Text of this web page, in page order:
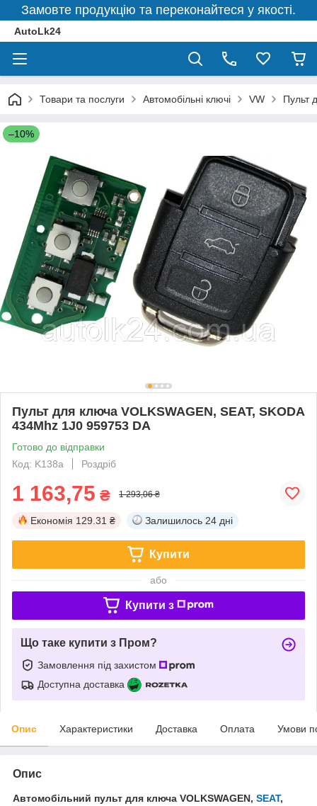
Замовте продукцію та переконайтеся у якості.
AutoLk24
Товари та послуги Автомобільні ключі VW Пульт
–10%
Пульт для ключа VOLKSWAGEN, SEAT, SKODA
434Mhz 1J0 959753 DA
Готово до відправки
Код: K138a
Роздріб
1 163,75 ₴ 1 293,06 ₴
Економія 129.31 ₴ Залишилось 24 дні
Купити
або
Купити з
Що таке купити з Пром?
Замовлення під захистом
Доступна доставка
Опис Характеристики Доставка Оплата Умови
Опис
Автомобільний пульт для ключа VOLKSWAGEN, SEAT,